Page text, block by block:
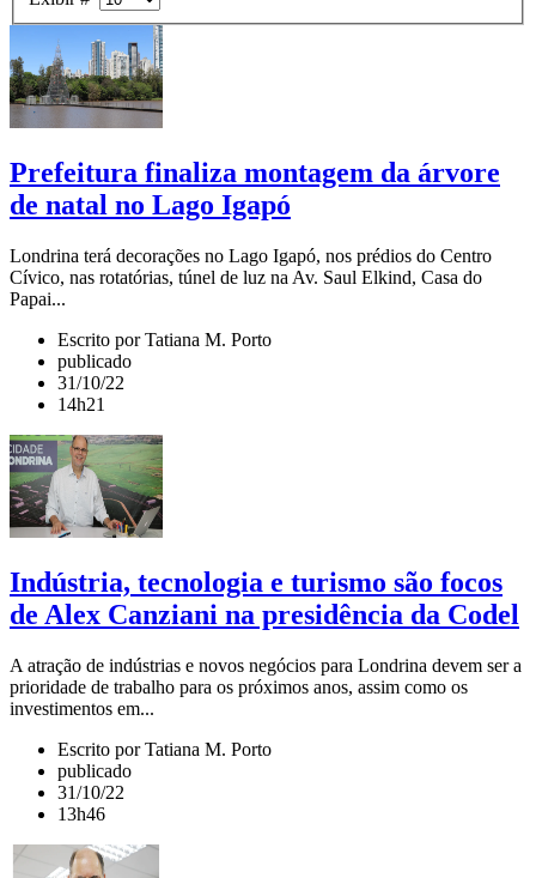
Prefeitura finaliza montagem da árvore
de natal no Lago Igapó
Londrina terá decorações no Lago Igapó, nos prédios do Centro
Cívico, nas rotatórias, túnel de luz na Av. Saul Elkind, Casa do
Papai...
Escrito por Tatiana M. Porto
publicado
31/10/22
14h21
Indústria, tecnologia e turismo são focos
de Alex Canziani na presidência da Codel
A atração de indústrias e novos negócios para Londrina devem ser a
prioridade de trabalho para os próximos anos, assim como os
investimentos em...
Escrito por Tatiana M. Porto
publicado
31/10/22
13h46